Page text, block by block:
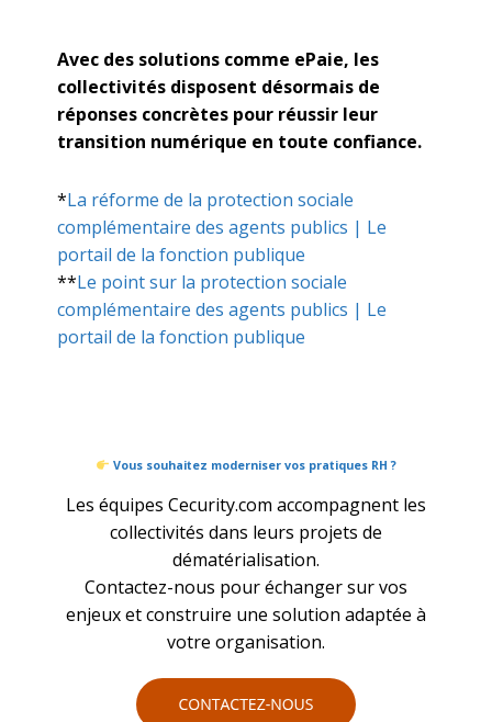
Avec des solutions comme ePaie, les
collectivités disposent désormais de
réponses concrètes pour réussir leur
transition numérique en toute confiance.
*La réforme de la protection sociale
complémentaire des agents publics | Le
portail de la fonction publique
**Le point sur la protection sociale
complémentaire des agents publics | Le
portail de la fonction publique
Vous souhaitez moderniser vos pratiques RH ?
Les équipes Cecurity.com accompagnent les
collectivités dans leurs projets de
dématérialisation.
Contactez-nous pour échanger sur vos
enjeux et construire une solution adaptée à
votre organisation.